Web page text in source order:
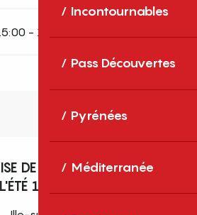
Incontournables
Pass Découvertes
Pyrénées
Méditerranée
- 18:00
DE CASENOVES LES
15H À 18H